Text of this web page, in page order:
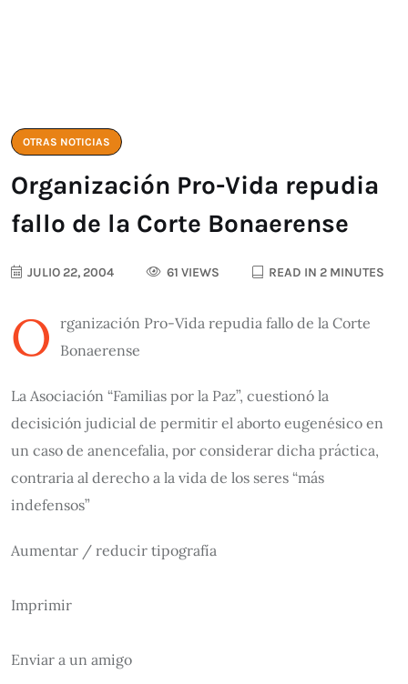
OTRAS NOTICIAS
Organización Pro-Vida repudia
fallo de la Corte Bonaerense
JULIO 22, 2004 61 VIEWS READ IN 2 MINUTES
O rganización Pro-Vida repudia fallo de la Corte
Bonaerense
La Asociación “Familias por la Paz”, cuestionó la
decisición judicial de permitir el aborto eugenésico en
un caso de anencefalia, por considerar dicha práctica,
contraria al derecho a la vida de los seres “más
indefensos”
Aumentar / reducir tipografía
Imprimir
Enviar a un amigo